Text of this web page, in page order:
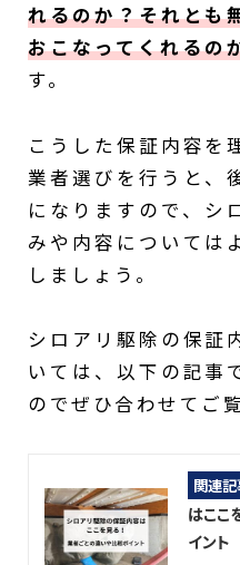
れるのか？それとも
おこなってくれるの
す。
こうした保証内容を
業者選びを行うと、
になりますので、シ
みや内容については
しましょう。
シロアリ駆除の保証
いては、以下の記事
のでぜひ合わせてご
関連
はここ
イント